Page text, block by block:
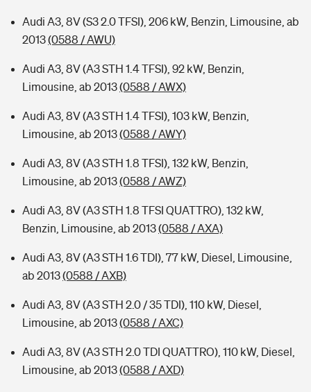
Audi A3, 8V (S3 2.0 TFSI), 206 kW, Benzin, Limousine, ab
2013(0588 / AWU)
Audi A3, 8V (A3 STH 1.4 TFSI), 92 kW, Benzin,
Limousine, ab 2013(0588 / AWX)
Audi A3, 8V (A3 STH 1.4 TFSI), 103 kW, Benzin,
Limousine, ab 2013(0588 / AWY)
Audi A3, 8V (A3 STH 1.8 TFSI), 132 kW, Benzin,
Limousine, ab 2013(0588 / AWZ)
Audi A3, 8V (A3 STH 1.8 TFSI QUATTRO), 132 kW,
Benzin, Limousine, ab 2013(0588 / AXA)
Audi A3, 8V (A3 STH 1.6 TDI), 77 kW, Diesel, Limousine,
ab 2013(0588 / AXB)
Audi A3, 8V (A3 STH 2.0 / 35 TDI), 110 kW, Diesel,
Limousine, ab 2013(0588 / AXC)
Audi A3, 8V (A3 STH 2.0 TDI QUATTRO), 110 kW, Diesel,
Limousine, ab 2013(0588 / AXD)